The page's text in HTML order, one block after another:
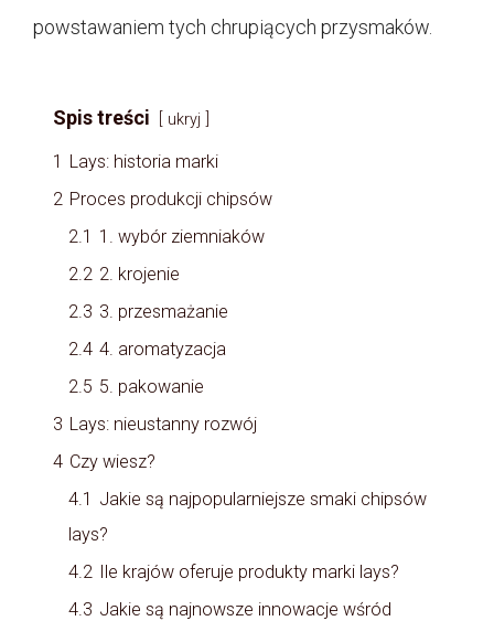
powstawaniem tych chrupiących przysmaków.
Spis treści ukryj
1 Lays: historia marki
2 Proces produkcji chipsów
2.1 1. wybór ziemniaków
2.2 2. krojenie
2.3 3. przesmażanie
2.4 4. aromatyzacja
2.5 5. pakowanie
3 Lays: nieustanny rozwój
4 Czy wiesz?
4.1 Jakie są najpopularniejsze smaki chipsów
lays?
4.2 Ile krajów oferuje produkty marki lays?
4.3 Jakie są najnowsze innowacje wśród